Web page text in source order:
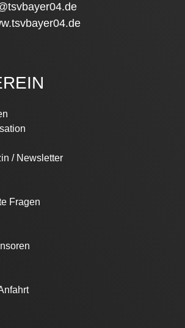
/ Newsletter
Fragen